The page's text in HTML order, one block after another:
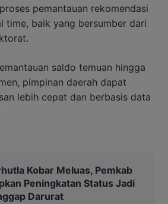
pemantauan rekomendasi
time, baik yang bersumber dari
saldo temuan hingga
pimpinan daerah dapat
lebih cepat dan berbasis data
Kobar Meluas, Pemkab
Peningkatan Status Jadi
Darurat